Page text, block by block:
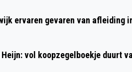
ervaren gevaren van afleiding
vol koopzegelboekje duurt